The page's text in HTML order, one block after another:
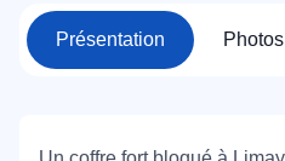
Présentation Photos